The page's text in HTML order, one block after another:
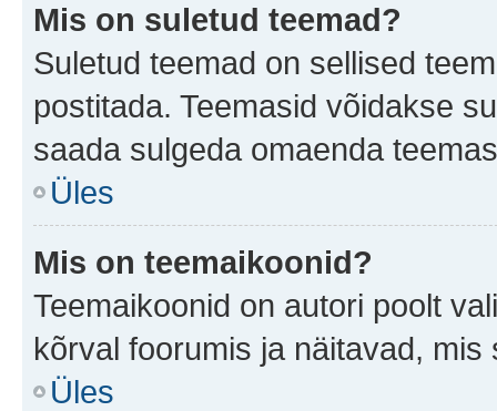
Mis on suletud teemad?
Suletud teemad on sellised
postitada. Teemasid võidakse
saada sulgeda omaenda
Üles
Mis on teemaikoonid?
Teemaikoonid on autori poolt
kõrval foorumis ja näitavad, mis
Üles